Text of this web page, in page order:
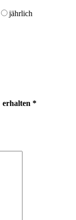
jährlich
erhalten *